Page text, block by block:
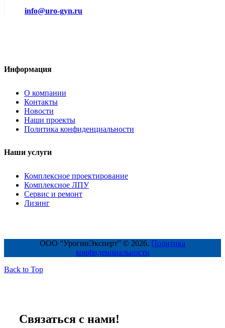
info@uro-gyn.ru
Информация
О компании
Контакты
Новости
Наши проекты
Политика конфиденциальности
Наши услуги
Комплексное проектирование
Комплексное ЛПУ
Сервис и ремонт
Лизинг
ООО “УрогинЭксперт” © 2026. Политика
конфиденциальности
Back to Top
Связаться с нами!